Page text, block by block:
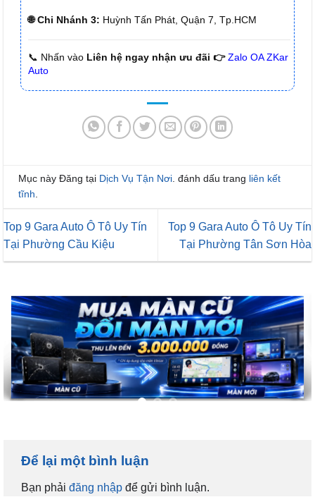
🌐 Chi Nhánh 3: Huỳnh Tấn Phát, Quận 7, Tp.HCM
📞 Nhấn vào Liên hệ ngay nhận ưu đãi 👉 Zalo OA ZKar
Auto
Mục này Đăng tại Dịch Vụ Tận Nơi . đánh dấu trang liên kết
tĩnh
Top 9 Gara Auto Ô Tô Uy Tín
Tại Phường Cầu Kiệu
Top 9 Gara Auto Ô Tô Uy Tín
Tại Phường Tân Sơn Hòa
Để lại một bình luận
Bạn phải đăng nhập để gửi bình luận.